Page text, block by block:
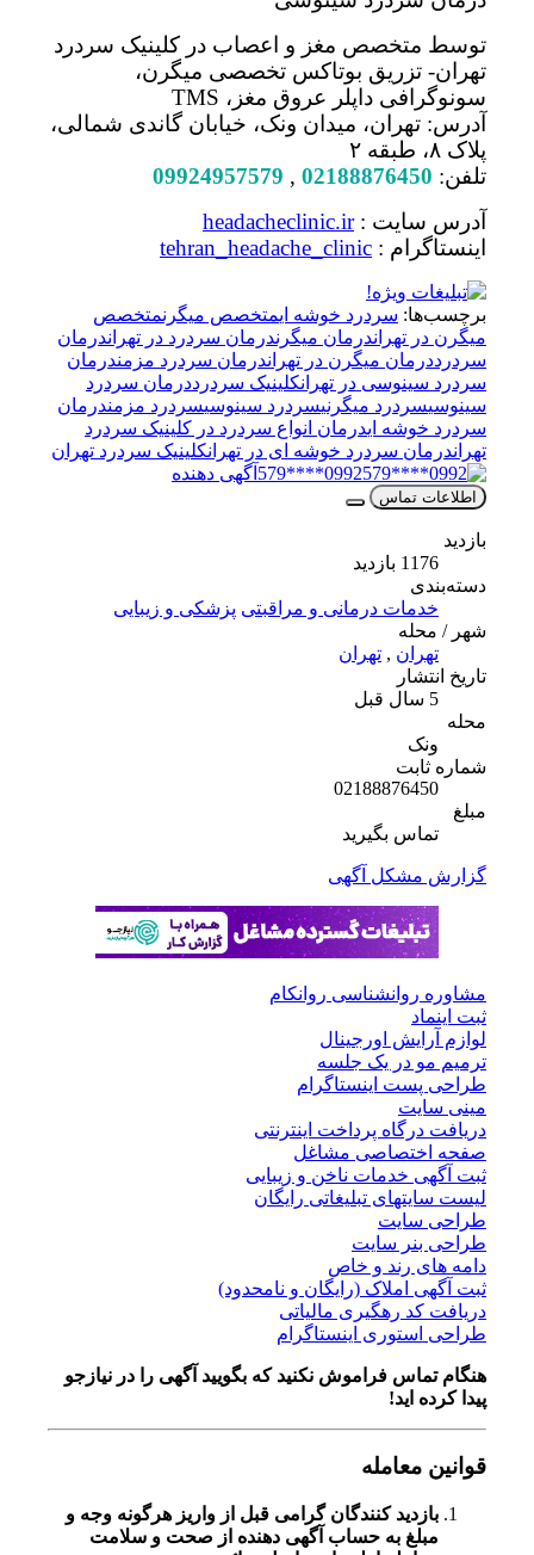
توسط متخصص مغز و اعصاب در کلینیک سردرد
تهران- تزریق بوتاکس تخصصی میگرن،
سونوگرافی داپلر عروق مغز، TMS
آدرس: تهران، میدان ونک، خیابان گاندی شمالی،
پلاک ۸، طبقه ۲
تلفن:02188876450
,
09924957579
آدرس سایت :headacheclinic.ir
اینستاگرام : tehran_headache_clinic
برچسب‌ها:سردرد خوشه ایمتخصص میگرن متخصص
میگرن در تهران درمان میگرن درمان سردرد در تهران درمان
سردرددرمان میگرن در تهران درمان سردرد مزمن درمان
سردرد سینوسی در تهران کلینیک سردرددرمان سردرد
سینوسیسردرد میگرنیسردرد سینوسیسردرد مزمن درمان
سردرد خوشه ایدرمان انواع سردرد در کلینیک سردرد
درمان سردرد خوشه ای در تهران کلینیک سردرد تهران
0992****579
آگهی دهنده
اطلاعات تماس
دسته‌بندی
خدمات درمانی و مراقبتی پزشکی و زیبایی
شهر / محله
تهران,تهران
تاریخ انتشار
شماره ثابت
02188876450
تماس بگیرید
گزارش مشکل آگهی
مشاوره روانشناسی روانکام
ثبت اینماد
لوازم آرایش اورجینال
ترمیم مو در یک جلسه
طراحی پست اینستاگرام
مینی سایت
دریافت درگاه پرداخت اینترنتی
صفحه اختصاصی مشاغل
ثبت آگهی خدمات ناخن و زیبایی
لیست سایتهای تبلیغاتی رایگان
طراحی سایت
طراحی بنر سایت
دامه های رند و خاص
ثبت آگهی املاک (رایگان و نامحدود)
دریافت کد رهگیری مالیاتی
طراحی استوری اینستاگرام
هنگام تماس فراموش نکنید که بگویید آگهی را در نیازجو
پیدا کرده اید!
قوانین معامله
بازدید کنندگان گرامی قبل از واریز هرگونه وجه و
مبلغ به حساب آگهی دهنده از صحت و سلامت